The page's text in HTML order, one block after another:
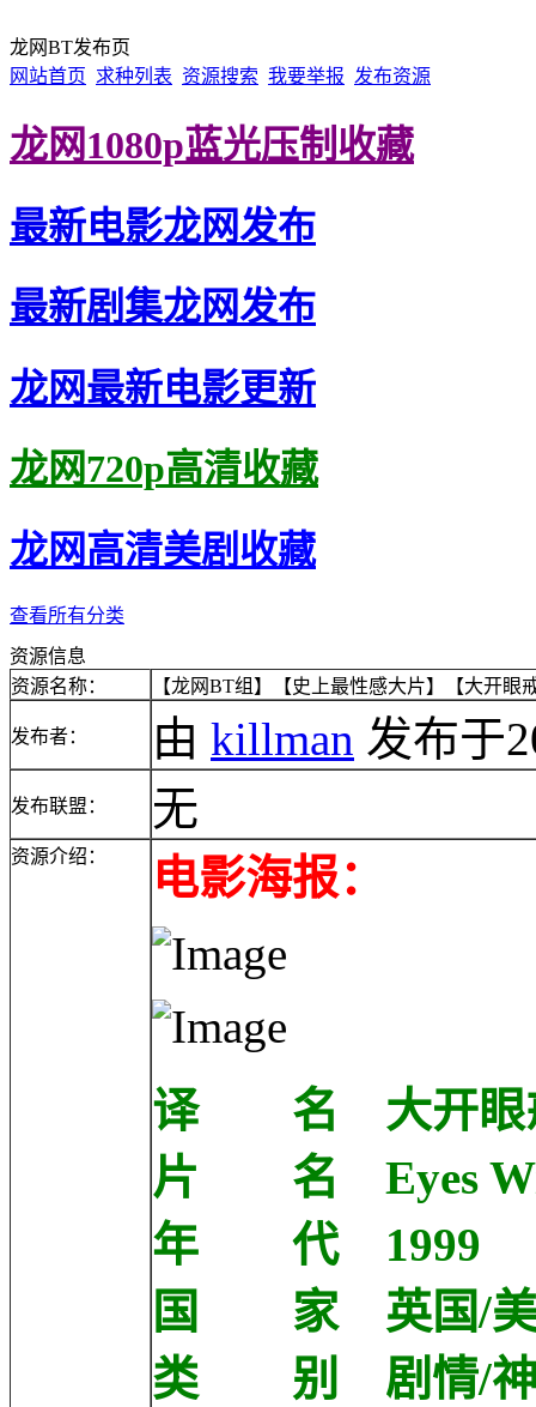
龙网BT发布页
网站首页 求种列表 资源搜索 我要举报 发布资源
龙网1080p蓝光压制收藏
最新电影龙网发布
最新剧集龙网发布
龙网最新电影更新
龙网720p高清收藏
龙网高清美剧收藏
查看所有分类
资源信息
资源名称：
【龙网BT组】【史上最性感大片】【大开眼
发布者： 由 killman 发布于
发布联盟： 无
资源介绍： 电影海报：
译 名 大开眼戒/
片 名 Eyes
年 代 1999
国 家 英国/美
类 别 剧情/神